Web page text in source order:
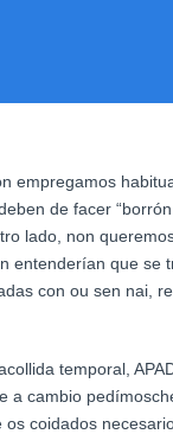
empregamos
de facer
lado, non
entenderían que se
con ou sen nai,
temporal,
a cambio
os coidados